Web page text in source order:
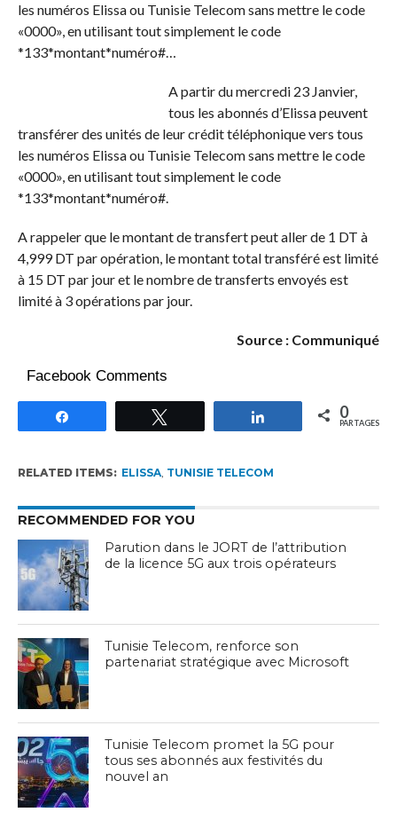
les numéros Elissa ou Tunisie Telecom sans mettre le code
«0000», en utilisant tout simplement le code
*133*montant*numéro#…
A partir du mercredi 23 Janvier,
tous les abonnés d’Elissa peuvent
transférer des unités de leur crédit téléphonique vers tous
les numéros Elissa ou Tunisie Telecom sans mettre le code
«0000», en utilisant tout simplement le code
*133*montant*numéro#.
A rappeler que le montant de transfert peut aller de 1 DT à
4,999 DT par opération, le montant total transféré est limité
à 15 DT par jour et le nombre de transferts envoyés est
limité à 3 opérations par jour.
Source : Communiqué
Facebook Comments
Partagez 0
PARTAGES
RELATED ITEMS: ELISSA, TUNISIE TELECOM
RECOMMENDED FOR YOU
Parution dans le JORT de l’attribution
de la licence 5G aux trois opérateurs
Tunisie Telecom, renforce son
partenariat stratégique avec Microsoft
Tunisie Telecom promet la 5G pour
tous ses abonnés aux festivités du
nouvel an